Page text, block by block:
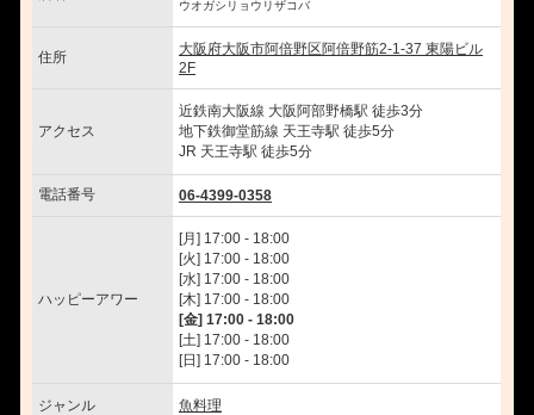
ウオガシリョウリザコバ
住所
大阪府大阪市阿倍野区阿倍野筋2-1-37 東陽ビル
2F
アクセス
近鉄南大阪線 大阪阿部野橋駅 徒歩3分
地下鉄御堂筋線 天王寺駅 徒歩5分
JR 天王寺駅 徒歩5分
電話番号 06-4399-0358
ハッピーアワー
[月] 17:00 - 18:00
[火] 17:00 - 18:00
[水] 17:00 - 18:00
[木] 17:00 - 18:00
[金] 17:00 - 18:00
[土] 17:00 - 18:00
[日] 17:00 - 18:00
ジャンル 魚料理